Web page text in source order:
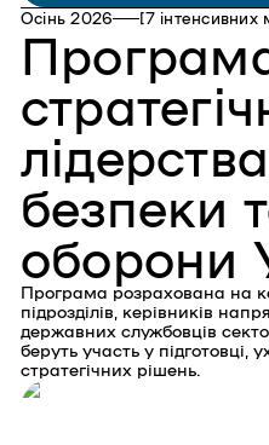
Осінь 2026 [7 інтенсивних
безпеки
оборони
Програма розрахована на
підрозділів, керівників
державних службовців
беруть участь у підготовці,
стратегічних рішень.